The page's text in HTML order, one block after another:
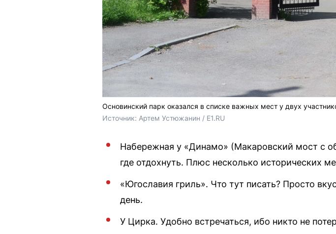
Основинский парк оказался в списке важных мест у двух
Источник: Артем Устюжанин / E1.RU
Набережная у «Динамо» (Макаровский мост с
где отдохнуть. Плюс несколько исторических
«Югославия гриль». Что тут писать? Просто
день.
У Цирка. Удобно встречаться, ибо никто не